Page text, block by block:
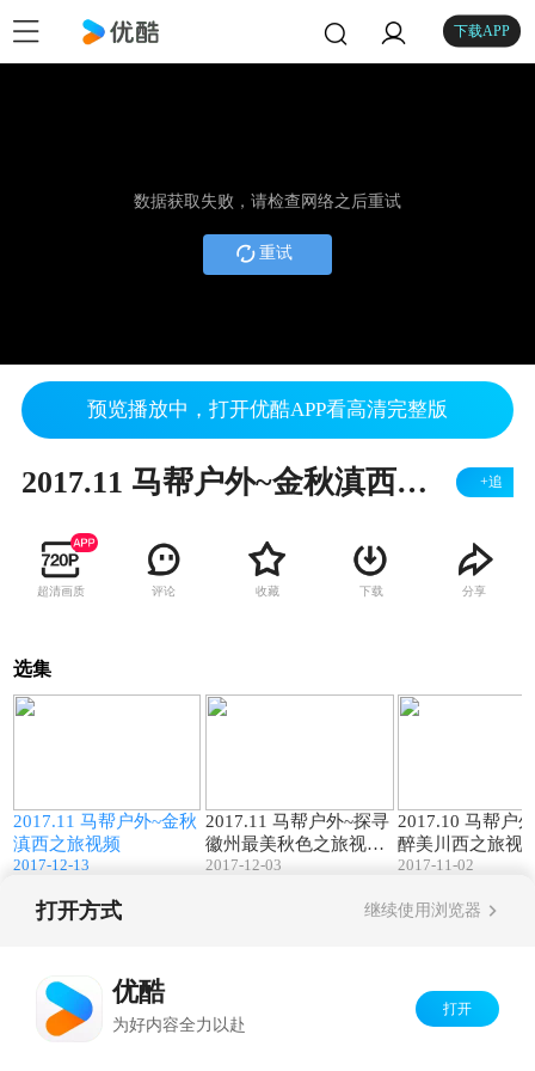
下载APP
数据获取失败，请检查网络之后重试
重试
预览播放中，打开优酷APP看高清完整版
2017.11 马帮户外~金秋滇西之旅视频 +追
超清画质 评论 收藏 下载 分享
选集
2017.11 马帮户外~金秋
滇西之旅视频
2017-12-13
2017.11 马帮户外~探寻
徽州最美秋色之旅视频
（1-2期）
2017-12-03
2017.10 马帮户
醉美川西之旅视
2017-11-02
打开方式 继续使用浏览器
优酷
为好内容全力以赴
打开